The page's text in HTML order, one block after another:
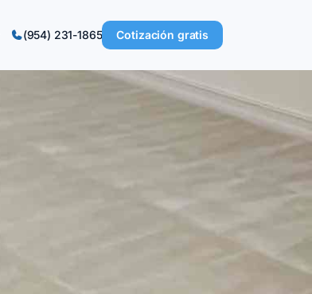
(954) 231-1865 Cotización gratis